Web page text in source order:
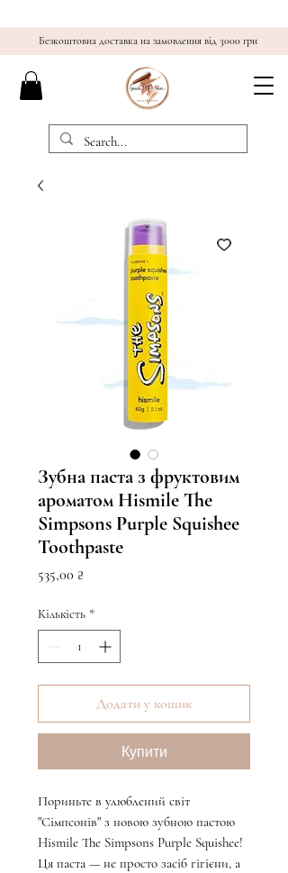
Безкоштовна доставка на замовлення від 3000 грн
Зубна паста з фруктовим
ароматом Hismile The
Simpsons Purple Squishee
Toothpaste
535,00 ₴
Кількість *
Додати у кошик
Купити
Пориньте в улюблений світ
"Сімпсонів" з новою зубною пастою
Hismile The Simpsons Purple Squishee!
Ця паста — не просто засіб гігієни, а